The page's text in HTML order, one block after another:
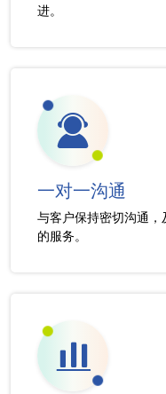
进。
一对一沟通
与客户保持密切沟通，
的服务。